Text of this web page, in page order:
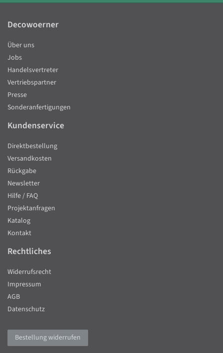
Decowoerner
Über uns
Jobs
Handelsvertreter
Vertriebspartner
Presse
Sonderanfertigungen
Kundenservice
Direktbestellung
Versandkosten
Rückgabe
Newsletter
Hilfe / FAQ
Projektanfragen
Katalog
Kontakt
Rechtliches
Widerrufsrecht
Impressum
AGB
Datenschutz
Bestellung widerrufen